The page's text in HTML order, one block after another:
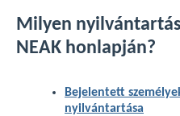
Milyen
NEAK honlapján?
Bejelentett
nyilvántartása